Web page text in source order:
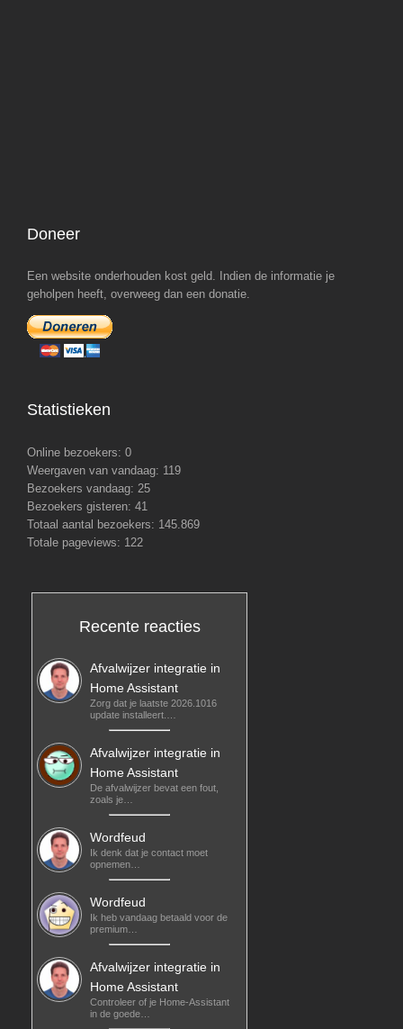
Doneer
Een website onderhouden kost geld. Indien de informatie je
geholpen heeft, overweeg dan een donatie.
Statistieken
Online bezoekers: 0
Weergaven van vandaag: 119
Bezoekers vandaag: 25
Bezoekers gisteren: 41
Totaal aantal bezoekers: 145.869
Totale pageviews: 122
Recente reacties
Afvalwijzer integratie in
Home Assistant
Zorg dat je laatste 2026.1016
update installeert.…
Afvalwijzer integratie in
Home Assistant
De afvalwijzer bevat een fout,
zoals je…
Wordfeud
Ik denk dat je contact moet
opnemen…
Wordfeud
Ik heb vandaag betaald voor de
premium…
Afvalwijzer integratie in
Home Assistant
Controleer of je Home-Assistant
in de goede…